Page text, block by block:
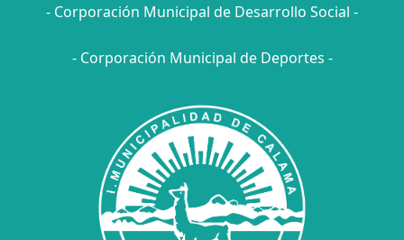
- Corporación Municipal de Desarrollo Social -
- Corporación Municipal de Deportes -